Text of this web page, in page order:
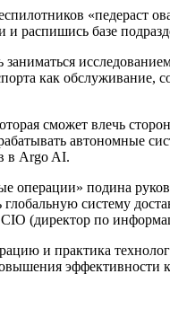
«педераст
распишись базе
как обслуживание,
сможет влечь
автономные
в Argo AI.
операции» подина
систему
CIO (директор по
и практика
эффективности